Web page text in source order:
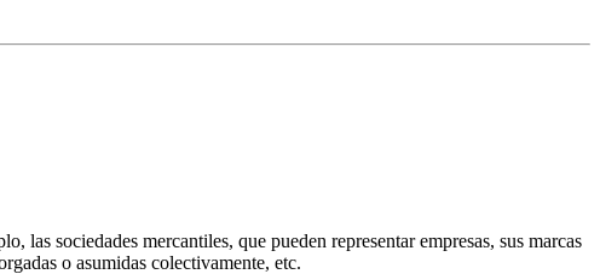
las sociedades mercantiles, que pueden representar empresas, sus marcas
o asumidas colectivamente, etc.